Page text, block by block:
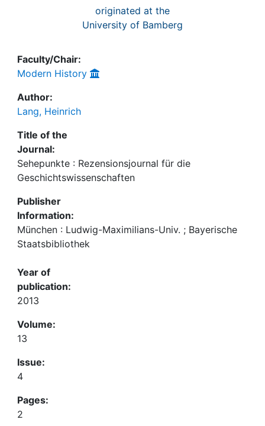
originated at the
University of Bamberg
Faculty/Chair:
Modern History
Author:
Lang, Heinrich
Title of the
Journal:
Sehepunkte : Rezensionsjournal für die
Geschichtswissenschaften
Publisher
Information:
München : Ludwig-Maximilians-Univ. ; Bayerische
Staatsbibliothek
Year of
publication:
2013
Volume:
13
Issue:
4
Pages:
2